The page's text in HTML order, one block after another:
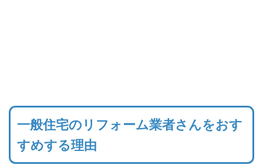
一般住宅のリフォーム業者さんをおす
すめする理由